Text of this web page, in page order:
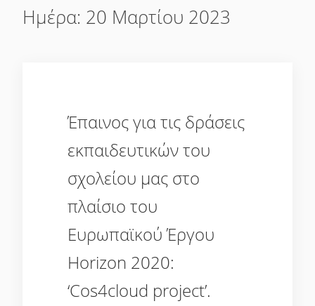
Ημέρα: 20 Μαρτίου 2023
Έπαινος για τις δράσεις
εκπαιδευτικών του
σχολείου μας στο
πλαίσιο του
Ευρωπαϊκού Έργου
Horizon 2020:
‘Cos4cloud project’.